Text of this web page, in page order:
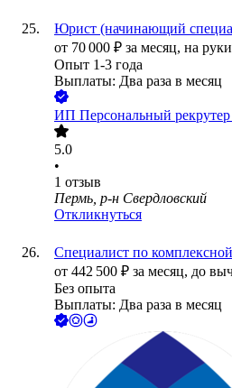
Юрист (начинающий
от 70 000 ₽ за месяц, на руки
Опыт 1-3 года
Выплаты: Два раза в месяц
ИП Персональный
5.0
•
1 отзыв
Пермь, р-н Свердловский
Откликнуться
Специалист по
от 442 500 ₽ за месяц, до
Без опыта
Выплаты: Два раза в месяц